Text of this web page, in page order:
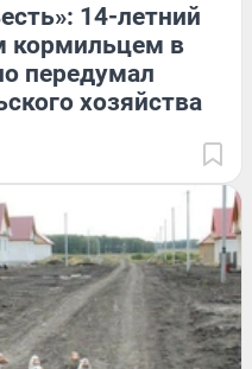
14-летний
кормильцем в
передумал
хозяйства